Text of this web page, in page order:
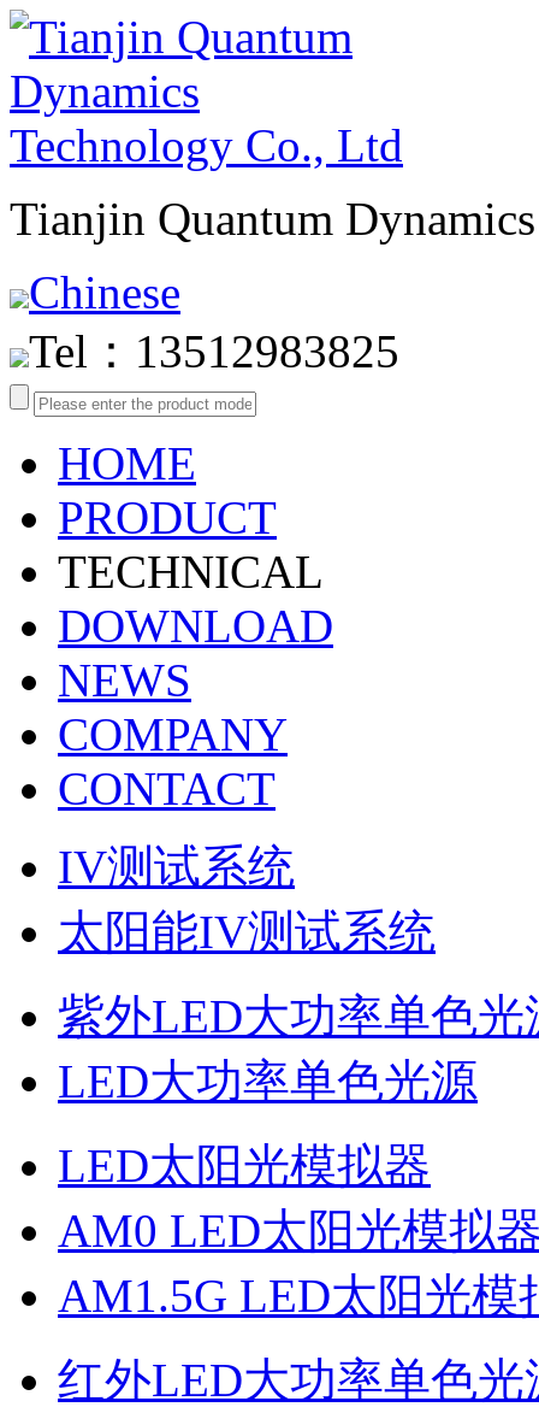
Tianjin Quantum
Chinese
Tel：13512983825
HOME
PRODUCT
TECHNICAL
DOWNLOAD
NEWS
COMPANY
CONTACT
IV测试系统
太阳能IV测试系统
紫外LED大功率单色光
LED大功率单色光源
LED太阳光模拟器
AM0 LED太阳光模拟
AM1.5G LED太阳光模
红外LED大功率单色光